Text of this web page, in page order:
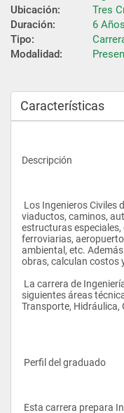
Ubicación:
Tres
Duración:
6 Años
Tipo:
Modalidad:
Características
Descripción
viaductos, caminos,
estructuras
ferroviarias,
ambiental, etc.
siguientes áreas
Transporte, Hidráulica,
Perfil del graduado